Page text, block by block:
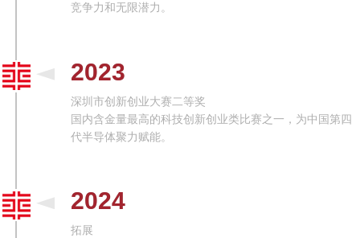
竞争力和无限潜力。
2023
深圳市创新创业大赛二等奖
国内含金量最高的科技创新创业类比赛之一，为中国第四
代半导体聚力赋能。
2024
拓展